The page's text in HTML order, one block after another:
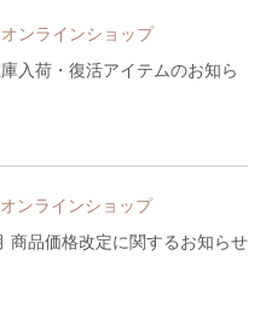
オンラインショップ
入荷・復活アイテムのお知ら
オンラインショップ
商品価格改定に関するお知らせ